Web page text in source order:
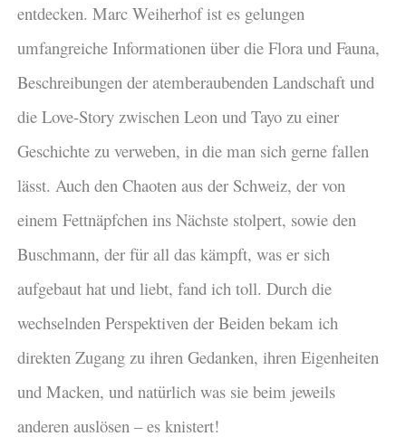
entdecken. Marc Weiherhof ist es gelungen
umfangreiche Informationen über die Flora und Fauna,
Beschreibungen der atemberaubenden Landschaft und
die Love-Story zwischen Leon und Tayo zu einer
Geschichte zu verweben, in die man sich gerne fallen
lässt. Auch den Chaoten aus der Schweiz, der von
einem Fettnäpfchen ins Nächste stolpert, sowie den
Buschmann, der für all das kämpft, was er sich
aufgebaut hat und liebt, fand ich toll. Durch die
wechselnden Perspektiven der Beiden bekam ich
direkten Zugang zu ihren Gedanken, ihren Eigenheiten
und Macken, und natürlich was sie beim jeweils
anderen auslösen – es knistert!